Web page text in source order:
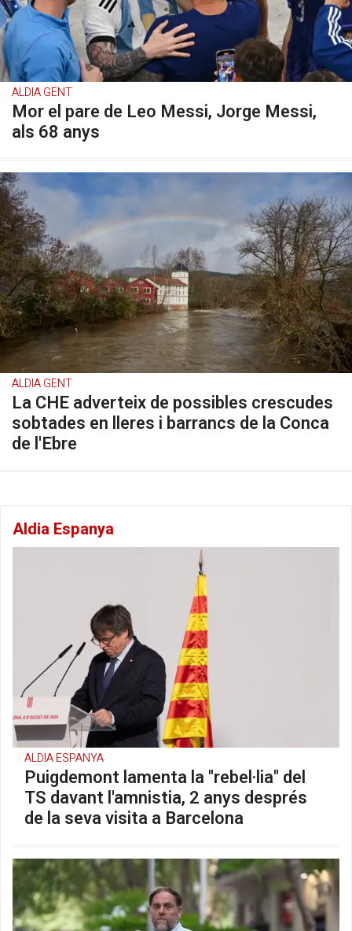
ALDIA GENT
Mor el pare de Leo Messi, Jorge Messi,
als 68 anys
ALDIA GENT
La CHE adverteix de possibles crescudes
sobtades en lleres i barrancs de la Conca
de l'Ebre
Aldia Espanya
ALDIA ESPANYA
Puigdemont lamenta la "rebel·lia" del
TS davant l'amnistia, 2 anys després
de la seva visita a Barcelona